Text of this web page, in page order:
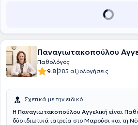
Παναγιωτακοπούλου
Παθολόγος
9.8|285 αξιολογήσεις
Σχετικά με την ειδικό
Η Παναγιωτακοπούλου Αγγελική είναι
δύο ιδιωτικά ιατρεία στο Μαρούσι και τη